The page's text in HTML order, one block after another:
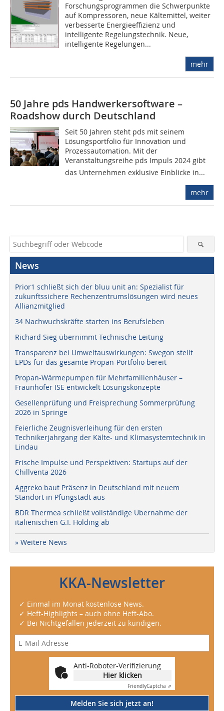
Forschungsprogrammen die Schwerpunkte
auf Kompressoren, neue Kältemittel, weiter
verbesserte Energieeffizienz und
intelligente Regelungstechnik. Neue,
intelligente Regelungen...
mehr
50 Jahre pds Handwerkersoftware –
Roadshow durch Deutschland
Seit 50 Jahren steht pds mit seinem
Lösungsportfolio für Innovation und
Prozessautomation. Mit der
Veranstaltungsreihe pds Impuls 2024 gibt
das Unternehmen exklusive Einblicke in...
mehr
News
Prior1 schließt sich der bluu unit an: Spezialist für
zukunftssichere Rechenzentrumslösungen wird neues
Allianzmitglied
34 Nachwuchskräfte starten ins Berufsleben
Richard Sieg übernimmt Technische Leitung
Transparenz bei Umweltauswirkungen: Swegon stellt
EPDs für das gesamte Propan-Portfolio bereit
Propan-Wärmepumpen für Mehrfamilienhäuser –
Fraunhofer ISE entwickelt Lösungskonzepte
Gesellenprüfung und Freisprechung Sommerprüfung
2026 in Springe
Feierliche Zeugnisverleihung für den ersten
Technikerjahrgang der Kälte- und Klimasystemtechnik in
Lindau
Frische Impulse und Perspektiven: Startups auf der
Chillventa 2026
Aggreko baut Präsenz in Deutschland mit neuem
Standort in Pfungstadt aus
BDR Thermea schließt vollständige Übernahme der
italienischen G.I. Holding ab
» Weitere News
KKA-Newsletter
✓ Einmal im Monat kostenlose News.
✓ Heft-Highlights – auch ohne Heft-Abo.
✓ Bei Nichtgefallen jederzeit zu kündigen.
Anti-Roboter-Verifizierung
Hier klicken
FriendlyCaptcha ⇗
Melden Sie sich jetzt an!